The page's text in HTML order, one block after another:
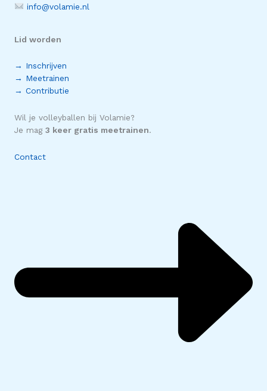
info@volamie.nl
Lid worden
→ Inschrijven
→ Meetrainen
→ Contributie
Wil je volleyballen bij Volamie?
Je mag 3 keer gratis meetrainen.
Contact